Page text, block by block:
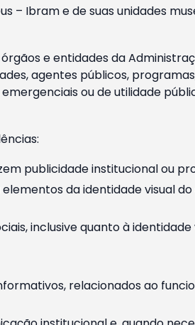
– Ibram e de suas unidades
e entidades da
agentes públicos,
ou de utilidade
publicidade institucional ou
da identidade visual
inclusive quanto à
relacionados ao